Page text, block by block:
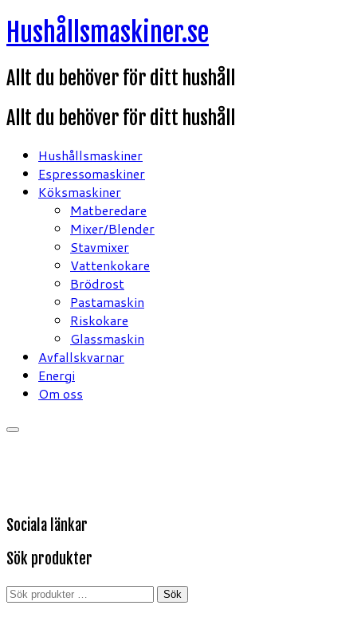
Hoppa
till
Hushållsmaskiner.se
Allt du behöver för ditt hushåll
Allt du behöver för ditt hushåll
Hushållsmaskiner
Espressomaskiner
Köksmaskiner
Matberedare
Mixer/Blender
Stavmixer
Vattenkokare
Brödrost
Pastamaskin
Riskokare
Glassmaskin
Avfallskvarnar
Energi
Om oss
Sociala länkar
Sök produkter
Sök
Sök